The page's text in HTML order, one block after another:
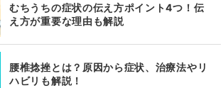
むちうちの症状の伝え方ポイント4つ！伝
え方が重要な理由も解説
腰椎捻挫とは？原因から症状、治療法やリ
ハビリも解説！